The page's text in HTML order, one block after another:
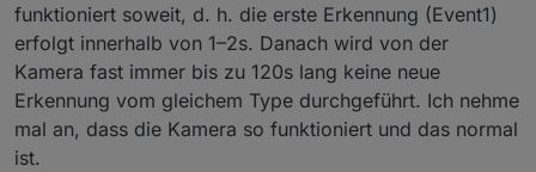
funktioniert soweit, d. h. die erste Erkennung (Event1)
erfolgt innerhalb von 1–2s. Danach wird von der
Kamera fast immer bis zu 120s lang keine neue
Erkennung vom gleichem Type durchgeführt. Ich nehme
mal an, dass die Kamera so funktioniert und das normal
ist.